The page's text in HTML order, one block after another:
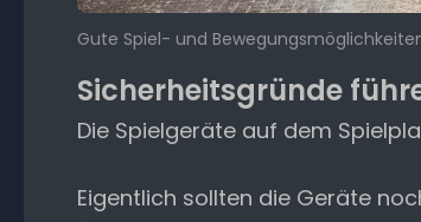
Gute Spiel- und
Sicherheitsgründe
Die Spielgeräte auf dem
Eigentlich sollten die Geräte